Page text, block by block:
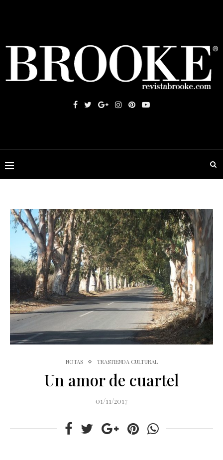
NOTAS TRASTIENDA CULTURAL
Un amor de cuartel
01/11/2017